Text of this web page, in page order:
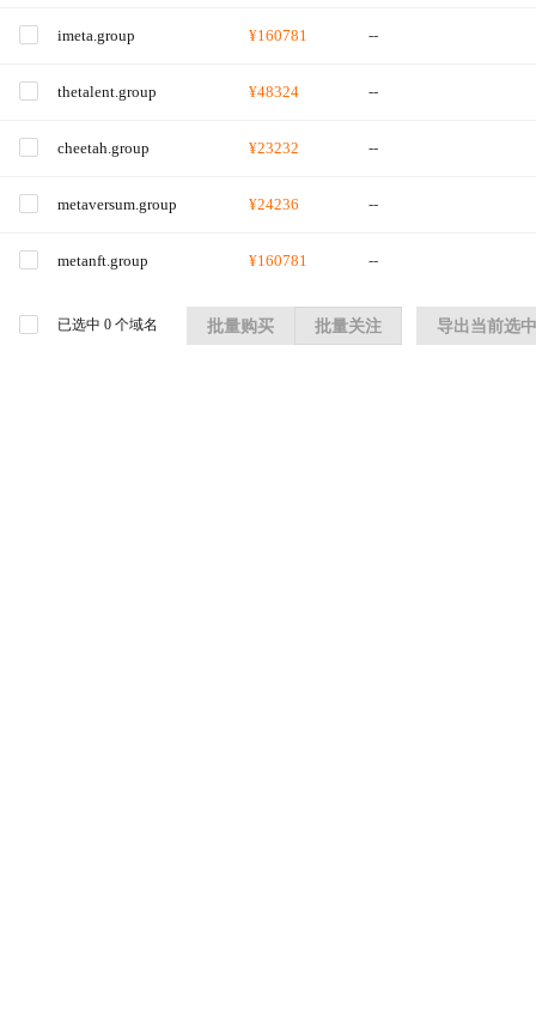
imeta.group ¥160781 --
thetalent.group ¥48324 --
cheetah.group ¥23232 --
metaversum.group ¥24236 --
metanft.group ¥160781 --
已选中 0 个域名 批量购买 批量关注 导出当前选中